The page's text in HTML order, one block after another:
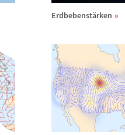
Erdbebenstärken